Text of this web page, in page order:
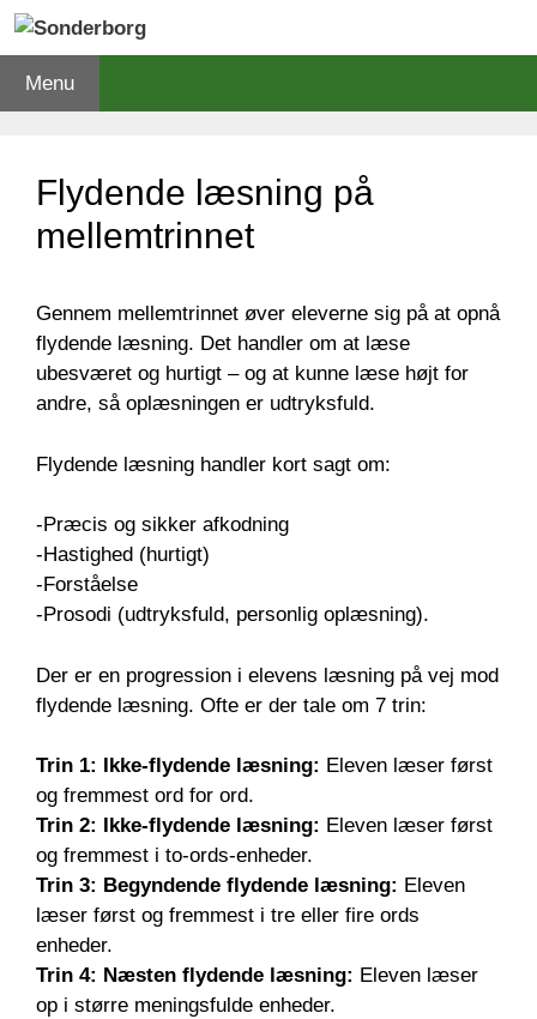
Hop
indhold
Menu
Flydende læsning på
mellemtrinnet
Gennem mellemtrinnet øver eleverne sig på at opnå
flydende læsning. Det handler om at læse
ubesværet og hurtigt – og at kunne læse højt for
andre, så oplæsningen er udtryksfuld.
Flydende læsning handler kort sagt om:
-Præcis og sikker afkodning
-Hastighed (hurtigt)
-Forståelse
-Prosodi (udtryksfuld, personlig oplæsning).
Der er en progression i elevens læsning på vej mod
flydende læsning. Ofte er der tale om 7 trin:
Trin 1: Ikke-flydende læsning: Eleven læser først
og fremmest ord for ord.
Trin 2: Ikke-flydende læsning: Eleven læser først
og fremmest i to-ords-enheder.
Trin 3: Begyndende flydende læsning: Eleven
læser først og fremmest i tre eller fire ords
enheder.
Trin 4: Næsten flydende læsning: Eleven læser
op i større meningsfulde enheder.